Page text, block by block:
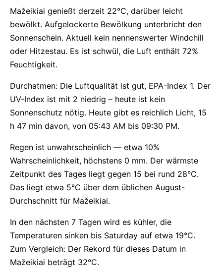
Mažeikiai genießt derzeit 22°C, darüber leicht
bewölkt. Aufgelockerte Bewölkung unterbricht den
Sonnenschein. Aktuell kein nennenswerter Windchill
oder Hitzestau. Es ist schwül, die Luft enthält 72%
Feuchtigkeit.
Durchatmen: Die Luftqualität ist gut, EPA-Index 1. Der
UV-Index ist mit 2 niedrig – heute ist kein
Sonnenschutz nötig. Heute gibt es reichlich Licht, 15
h 47 min davon, von 05:43 AM bis 09:30 PM.
Regen ist unwahrscheinlich — etwa 10%
Wahrscheinlichkeit, höchstens 0 mm. Der wärmste
Zeitpunkt des Tages liegt gegen 15 bei rund 28°C.
Das liegt etwa 5°C über dem üblichen August-
Durchschnitt für Mažeikiai.
In den nächsten 7 Tagen wird es kühler, die
Temperaturen sinken bis Saturday auf etwa 19°C.
Zum Vergleich: Der Rekord für dieses Datum in
Mažeikiai beträgt 32°C.